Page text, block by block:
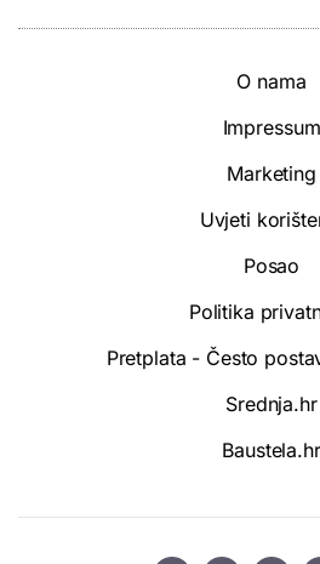
O nama
Impressum
Marketing
Uvjeti
Posao
Politika
Pretplata - Često
Srednja.hr
Baustela.hr